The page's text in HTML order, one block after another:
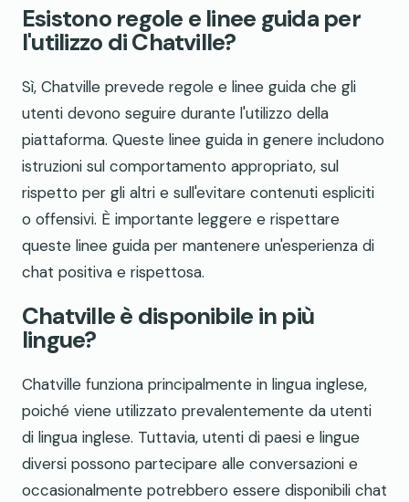
Esistono regole e linee guida per
l'utilizzo di Chatville?
Sì, Chatville prevede regole e linee guida che gli
utenti devono seguire durante l'utilizzo della
piattaforma. Queste linee guida in genere includono
istruzioni sul comportamento appropriato, sul
rispetto per gli altri e sull'evitare contenuti espliciti
o offensivi. È importante leggere e rispettare
queste linee guida per mantenere un'esperienza di
chat positiva e rispettosa.
Chatville è disponibile in più
lingue?
Chatville funziona principalmente in lingua inglese,
poiché viene utilizzato prevalentemente da utenti
di lingua inglese. Tuttavia, utenti di paesi e lingue
diversi possono partecipare alle conversazioni e
occasionalmente potrebbero essere disponibili chat